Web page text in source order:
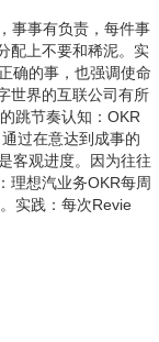
求是什么、企业的
愿景是什么等关键问
3次基本功：OKR设
What Matt
（什么最关
）实践：O必须明确
原则，强调结果
个O对应的KR般3-5